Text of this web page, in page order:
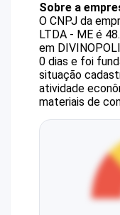
Sobre a
O CNPJ da
LTDA - ME é
em
0 dias e foi
situação
atividade
materiais de